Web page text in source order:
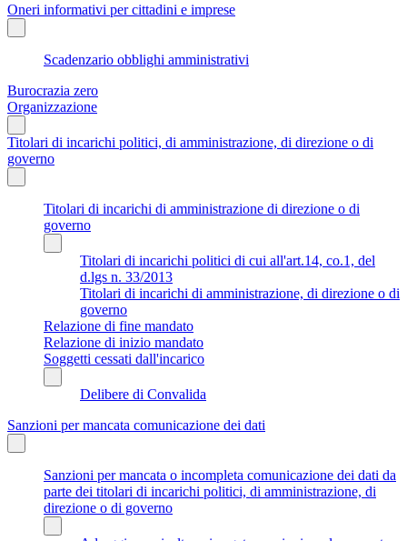
Oneri informativi per cittadini e imprese
Scadenzario obblighi amministrativi
Burocrazia zero
Organizzazione
Titolari di incarichi politici, di amministrazione, di direzione o di
governo
Titolari di incarichi di amministrazione di direzione o di
governo
Titolari di incarichi politici di cui all'art.14, co.1, del
d.lgs n. 33/2013
Titolari di incarichi di amministrazione, di direzione o di
governo
Relazione di fine mandato
Relazione di inizio mandato
Soggetti cessati dall'incarico
Delibere di Convalida
Sanzioni per mancata comunicazione dei dati
Sanzioni per mancata o incompleta comunicazione dei dati da
parte dei titolari di incarichi politici, di amministrazione, di
direzione o di governo